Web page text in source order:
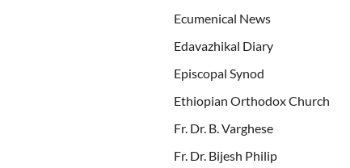
Ecumenical News
Edavazhikal Diary
Episcopal Synod
Ethiopian Orthodox Church
Fr. Dr. B. Varghese
Fr. Dr. Bijesh Philip